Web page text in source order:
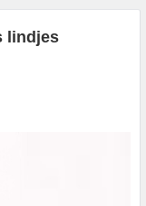
lindjes